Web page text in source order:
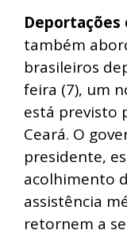
Deportações
também
brasileiros
feira (7), um
está previsto
Ceará. O
presidente,
acolhimento
assistência
retornem a